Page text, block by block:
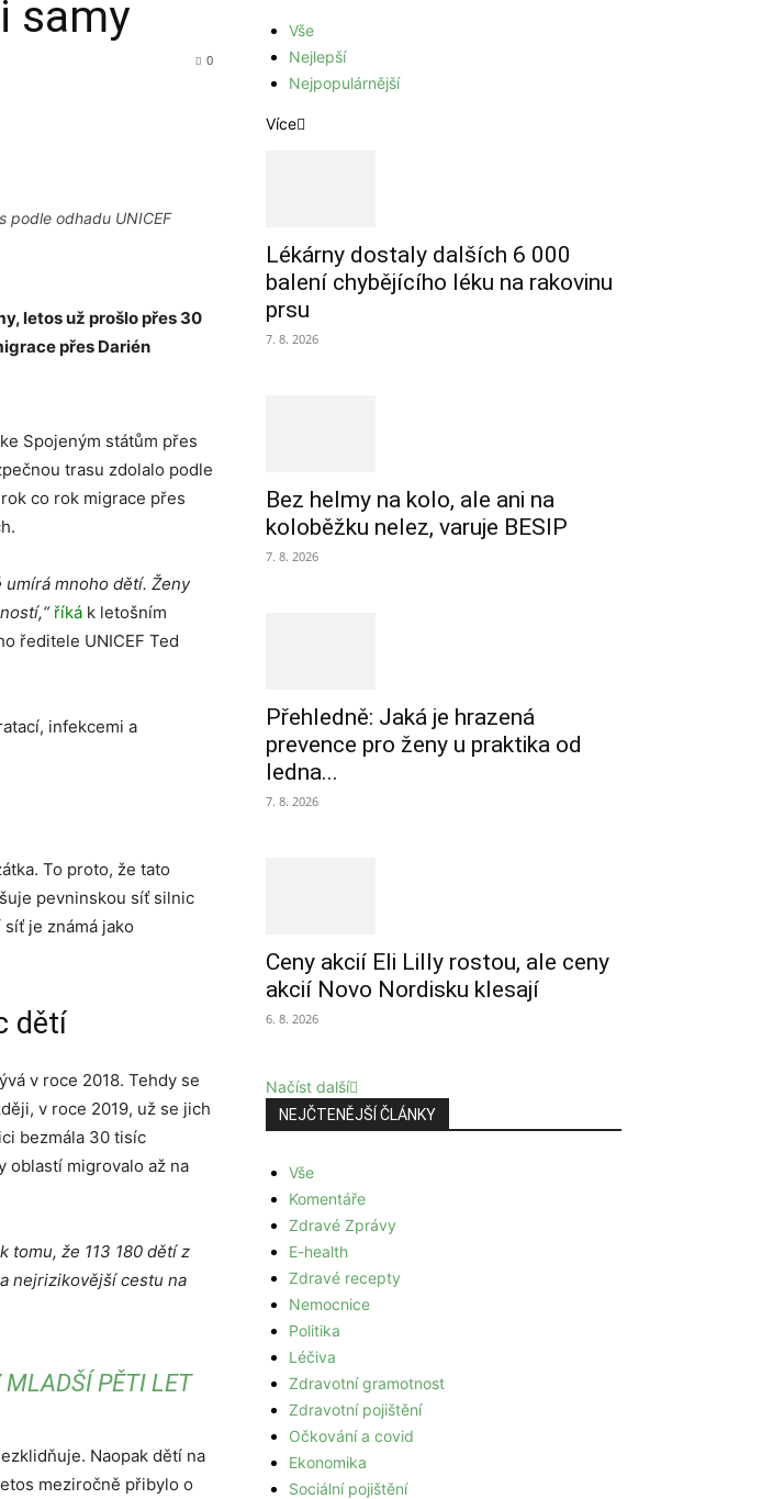
samy
0
podle odhadu UNICEF
letos už prošlo přes 30
přes Darién
Spojeným státům přes
trasu zdolalo podle
co rok migrace přes
umírá mnoho dětí. Ženy
říká k letošním
ředitele UNICEF Ted
infekcemi a
To proto, že tato
pevninskou síť silnic
je známá jako
dětí
v roce 2018. Tehdy se
v roce 2019, už se jich
bezmála 30 tisíc
oblastí migrovalo až na
tomu, že 113 180 dětí z
nejrizikovější cestu na
MLADŠÍ PĚTI LET
Naopak dětí na
meziročně přibylo o
Vše
Nejlepší
Nejpopulárnější
Více
Lékárny dostaly dalších 6 000
balení chybějícího léku na rakovinu
prsu
7. 8. 2026
Bez helmy na kolo, ale ani na
koloběžku nelez, varuje BESIP
7. 8. 2026
Přehledně: Jaká je hrazená
prevence pro ženy u praktika od
ledna...
7. 8. 2026
Ceny akcií Eli Lilly rostou, ale ceny
akcií Novo Nordisku klesají
6. 8. 2026
Načíst další
NEJČTENĚJŠÍ ČLÁNKY
Vše
Komentáře
Zdravé Zprávy
E-health
Zdravé recepty
Nemocnice
Politika
Léčiva
Zdravotní gramotnost
Zdravotní pojištění
Očkování a covid
Ekonomika
Sociální pojištění